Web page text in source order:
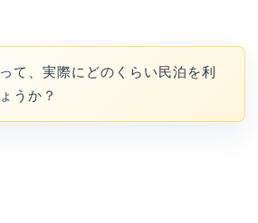
て、実際にどのくらい民泊を利
うか？